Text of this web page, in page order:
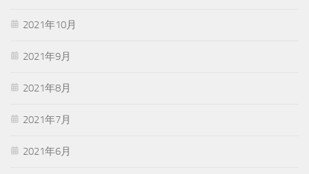
2021年10月
2021年9月
2021年8月
2021年7月
2021年6月